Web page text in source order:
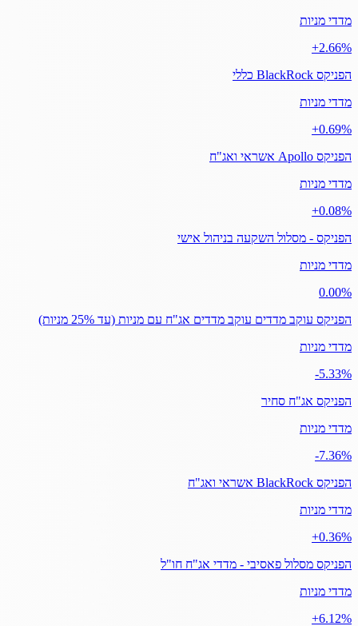
מדדי מניות
‎+2.66%
הפניקס BlackRock כללי
מדדי מניות
‎+0.69%
הפניקס Apollo אשראי ואג"ח
מדדי מניות
‎+0.08%
הפניקס - מסלול השקעה בניהול אישי
מדדי מניות
‎0.00%
הפניקס עוקב מדדים עוקב מדדים אג"ח עם מניות (עד 25% מניות)
מדדי מניות
‎-5.33%
הפניקס אג"ח סחיר
מדדי מניות
‎-7.36%
הפניקס BlackRock אשראי ואג"ח
מדדי מניות
‎+0.36%
הפניקס מסלול פאסיבי - מדדי אג"ח חו"ל
מדדי מניות
‎+6.12%